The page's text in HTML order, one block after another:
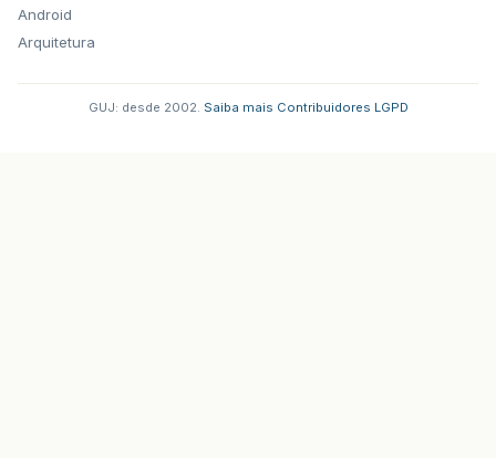
Android
Arquitetura
GUJ: desde 2002. Saiba mais Contribuidores LGPD